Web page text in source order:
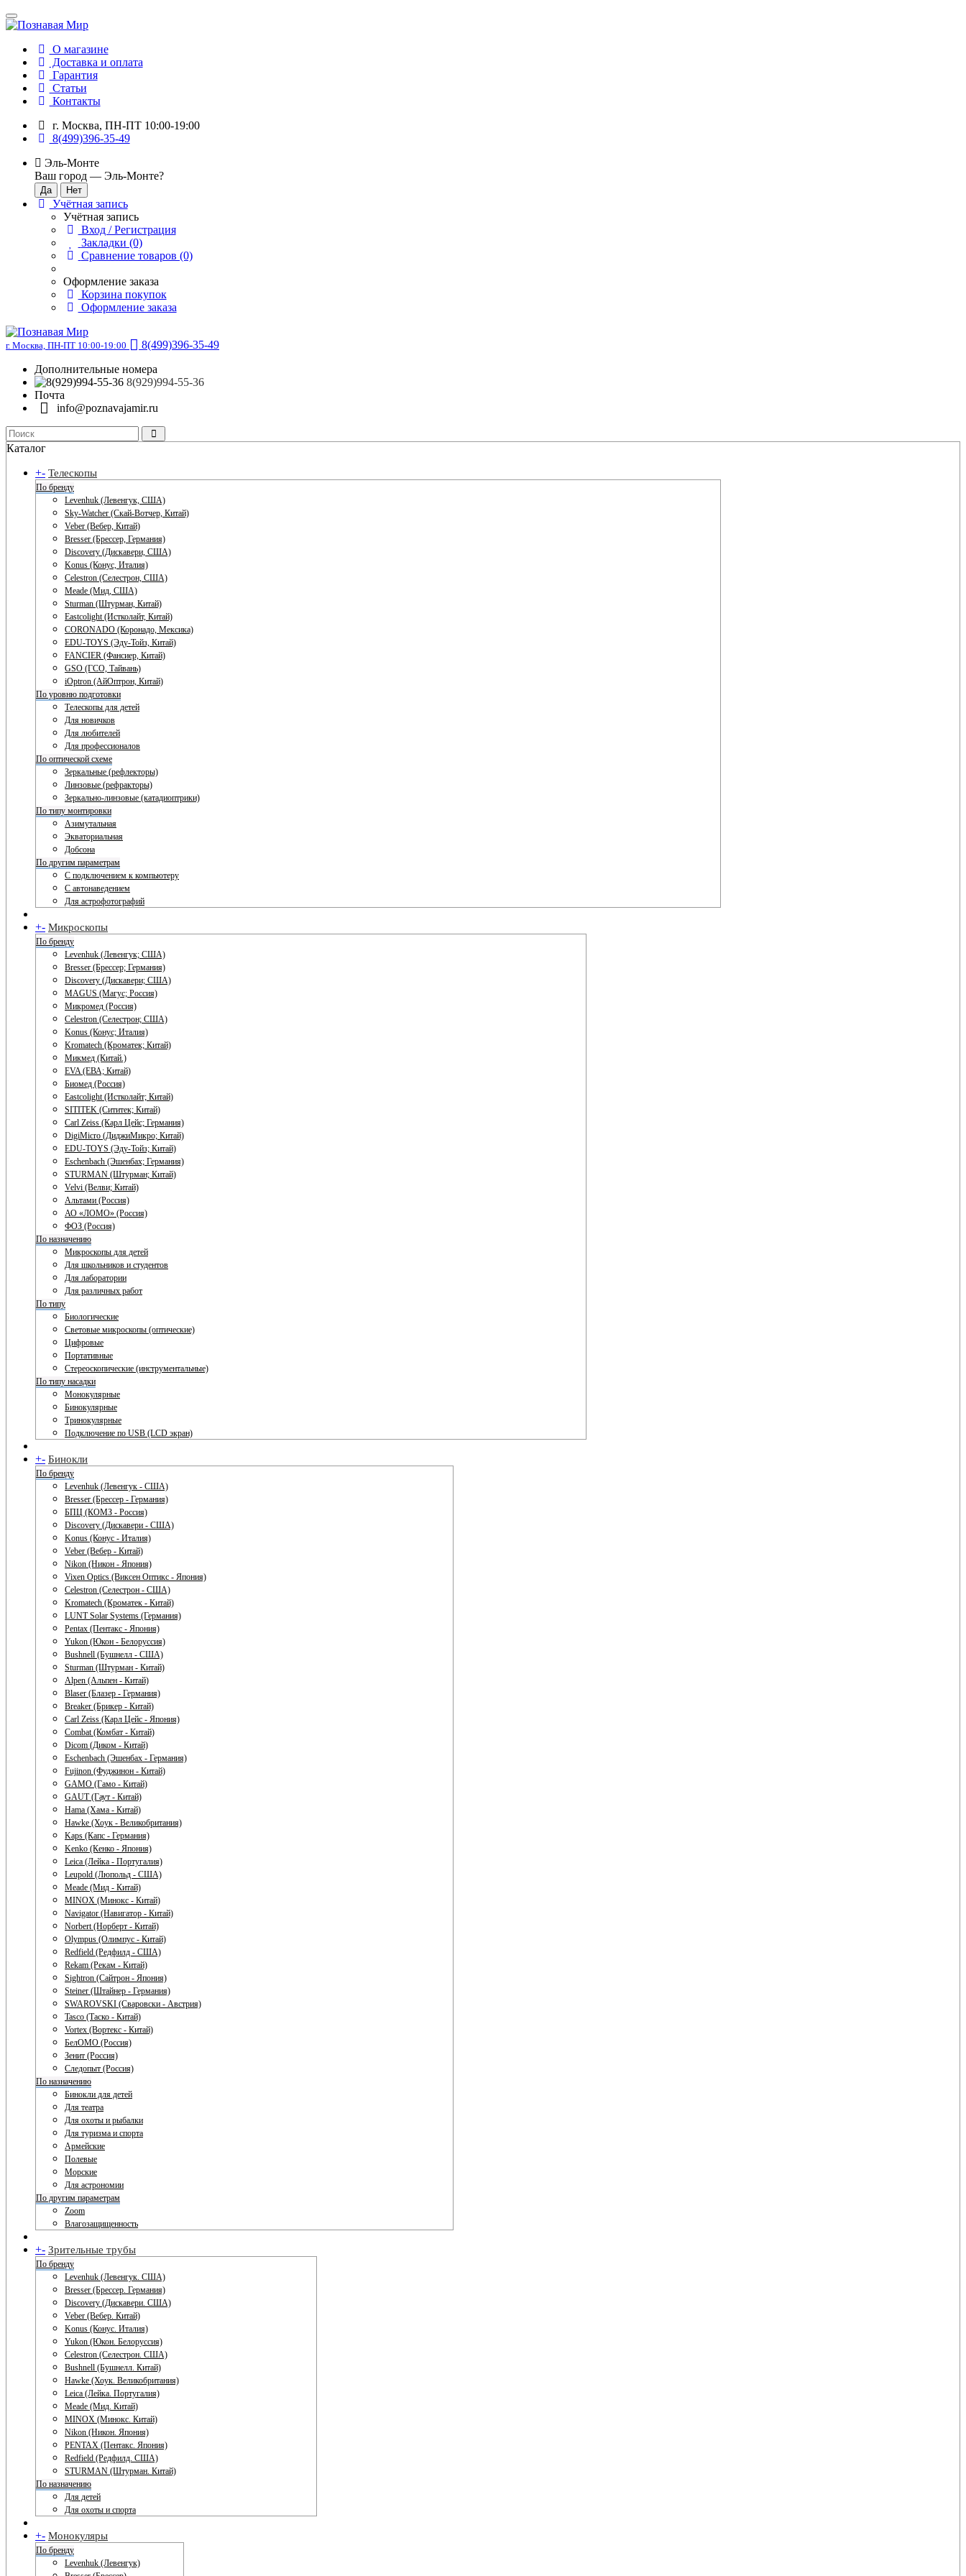
О магазине
Доставка и оплата
Гарантия
Статьи
Контакты
г. Москва, ПН-ПТ 10:00-19:00
8(499)396-35-49
Эль-Монте
Ваш город — Эль-Монте?
Учётная запись
Учётная запись
Вход / Регистрация
Закладки (0)
Сравнение товаров (0)
Оформление заказа
Корзина покупок
Оформление заказа
г. Москва, ПН-ПТ 10:00-19:00
8(499)396-35-49
Дополнительные номера
8(929)994-55-36
Почта
info@poznavajamir.ru
Каталог
+- Телескопы
По бренду
Levenhuk (Левенгук, США)
Sky-Watcher (Скай-Вотчер, Китай)
Veber (Вебер, Китай)
Bresser (Брессер, Германия)
Discovery (Дискавери, США)
Konus (Конус, Италия)
Celestron (Селестрон, США)
Meade (Мид, США)
Sturman (Штурман, Китай)
Eastcolight (Истколайт, Китай)
CORONADO (Коронадо, Мексика)
EDU-TOYS (Эду-Тойз, Китай)
FANCIER (Фансиер, Китай)
GSO (ГСО, Тайвань)
iOptron (АйОптрон, Китай)
По уровню подготовки
Телескопы для детей
Для новичков
Для любителей
Для профессионалов
По оптической схеме
Зеркальные (рефлекторы)
Линзовые (рефракторы)
Зеркально-линзовые (катадиоптрики)
По типу монтировки
Азимутальная
Экваториальная
Добсона
По другим параметрам
С подключением к компьютеру
С автонаведением
Для астрофотографий
+- Микроскопы
По бренду
Levenhuk (Левенгук; США)
Bresser (Брессер; Германия)
Discovery (Дискавери; США)
MAGUS (Магус; Россия)
Микромед (Россия)
Celestron (Селестрон; США)
Konus (Конус; Италия)
Kromatech (Кроматек; Китай)
Микмед (Китай.)
EVA (ЕВА; Китай)
Биомед (Россия)
Eastcolight (Истколайт; Китай)
SITITEK (Сититек; Китай)
Carl Zeiss (Карл Цейс; Германия)
DigiMicro (ДиджиМикро; Китай)
EDU-TOYS (Эду-Тойз; Китай)
Eschenbach (Эшенбах; Германия)
STURMAN (Штурман; Китай)
Velvi (Велви; Китай)
Альтами (Россия)
АО «ЛОМО» (Россия)
ФОЗ (Россия)
По назначению
Микроскопы для детей
Для школьников и студентов
Для лаборатории
Для различных работ
По типу
Биологические
Световые микроскопы (оптические)
Цифровые
Портативные
Стереоскопические (инструментальные)
По типу насадки
Монокулярные
Бинокулярные
Тринокулярные
Подключение по USB (LCD экран)
+- Бинокли
По бренду
Levenhuk (Левенгук - США)
Bresser (Брессер - Германия)
БПЦ (КОМЗ - Россия)
Discovery (Дискавери - США)
Konus (Конус - Италия)
Veber (Вебер - Китай)
Nikon (Никон - Япония)
Vixen Optics (Виксен Оптикс - Япония)
Celestron (Селестрон - США)
Kromatech (Кроматек - Китай)
LUNT Solar Systems (Германия)
Pentax (Пентакс - Япония)
Yukon (Юкон - Белоруссия)
Bushnell (Бушнелл - США)
Sturman (Штурман - Китай)
Alpen (Альпен - Китай)
Blaser (Блазер - Германия)
Breaker (Брикер - Китай)
Carl Zeiss (Карл Цейс - Япония)
Combat (Комбат - Китай)
Dicom (Диком - Китай)
Eschenbach (Эшенбах - Германия)
Fujinon (Фуджинон - Китай)
GAMO (Гамо - Китай)
GAUT (Гаут - Китай)
Hama (Хама - Китай)
Hawke (Хоук - Великобритания)
Kaps (Капс - Германия)
Kenko (Кенко - Япония)
Leica (Лейка - Португалия)
Leupold (Люпольд - США)
Meade (Мид - Китай)
MINOX (Минокс - Китай)
Navigator (Навигатор - Китай)
Norbert (Норберт - Китай)
Olympus (Олимпус - Китай)
Redfield (Редфилд - США)
Rekam (Рекам - Китай)
Sightron (Сайтрон - Япония)
Steiner (Штайнер - Германия)
SWAROVSKI (Сваровски - Австрия)
Tasco (Таско - Китай)
Vortex (Вортекс - Китай)
БелОМО (Россия)
Зенит (Россия)
Следопыт (Россия)
По назначению
Бинокли для детей
Для театра
Для охоты и рыбалки
Для туризма и спорта
Армейские
Полевые
Морские
Для астрономии
По другим параметрам
Zoom
Влагозащищенность
+- Зрительные трубы
По бренду
Levenhuk (Левенгук. США)
Bresser (Брессер. Германия)
Discovery (Дискавери. США)
Veber (Вебер. Китай)
Konus (Конус. Италия)
Yukon (Юкон. Белоруссия)
Celestron (Селестрон. США)
Bushnell (Бушнелл. Китай)
Hawke (Хоук. Великобритания)
Leica (Лейка. Португалия)
Meade (Мид. Китай)
MINOX (Минокс. Китай)
Nikon (Никон. Япония)
PENTAX (Пентакс. Япония)
Redfield (Редфилд. США)
STURMAN (Штурман. Китай)
По назначению
Для детей
Для охоты и спорта
+- Монокуляры
По бренду
Levenhuk (Левенгук)